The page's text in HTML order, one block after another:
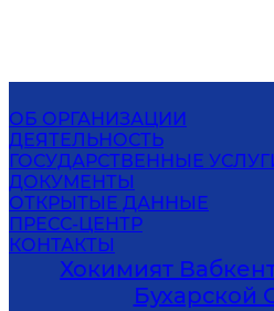
ОБ ОРГАНИЗАЦИИ
ДЕЯТЕЛЬНОСТЬ
ГОСУДАРСТВЕННЫЕ
ДОКУМЕНТЫ
ОТКРЫТЫЕ ДАННЫЕ
ПРЕСС-ЦЕНТР
КОНТАКТЫ
Хокимият
Бухарской